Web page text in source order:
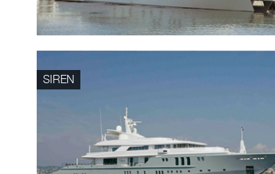
SIREN